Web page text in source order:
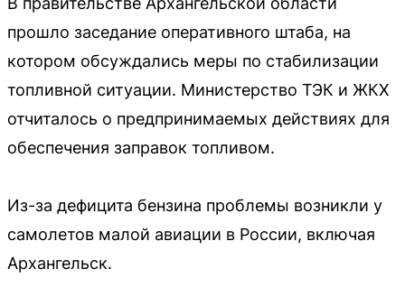
прошло заседание оперативного штаба, на
котором обсуждались меры по стабилизации
топливной ситуации. Министерство ТЭК и ЖКХ
отчиталось о предпринимаемых действиях для
обеспечения заправок топливом.
Из-за дефицита бензина проблемы возникли у
самолетов малой авиации в России, включая
Архангельск.